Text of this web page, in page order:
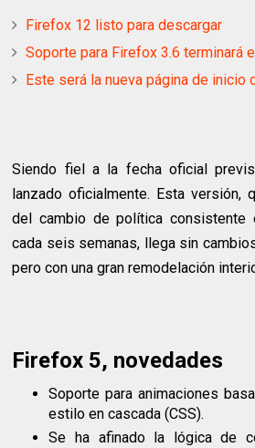
Firefox 12 listo para descargar
Soporte para Firefox 3.6 terminará
Este será la nueva página de inicio
Siendo fiel a la fecha oficial
lanzado oficialmente. Esta
del cambio de política consistente
cada seis semanas, llega sin
pero con una gran remodelación
Firefox 5, novedades
Soporte para animaciones
estilo en cascada (CSS).
Se ha afinado la lógica de